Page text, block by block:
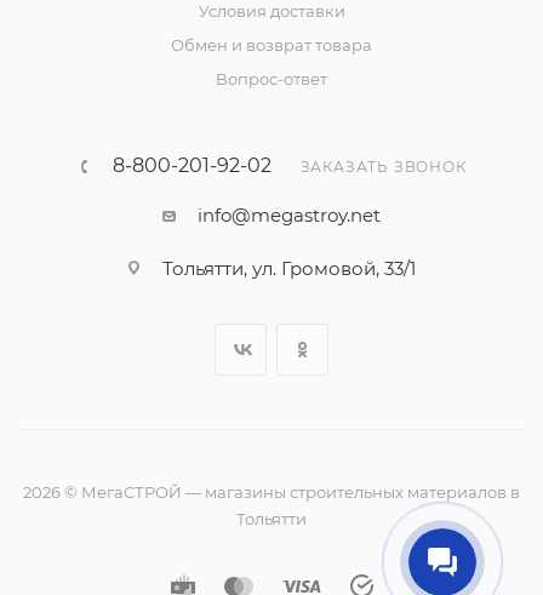
Условия доставки
Обмен и возврат товара
Вопрос-ответ
8-800-201-92-02 ЗАКАЗАТЬ ЗВОНОК
info@megastroy.net
Тольятти, ул. Громовой, 33/1
2026 © МегаСТРОЙ — магазины строительных материалов в
Тольятти